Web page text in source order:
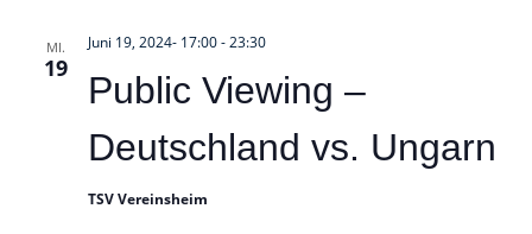
MI.
19
Public Viewing –
Deutschland vs. Ungarn
Juni 19, 2024- 17:00-23:30
TSV Vereinsheim